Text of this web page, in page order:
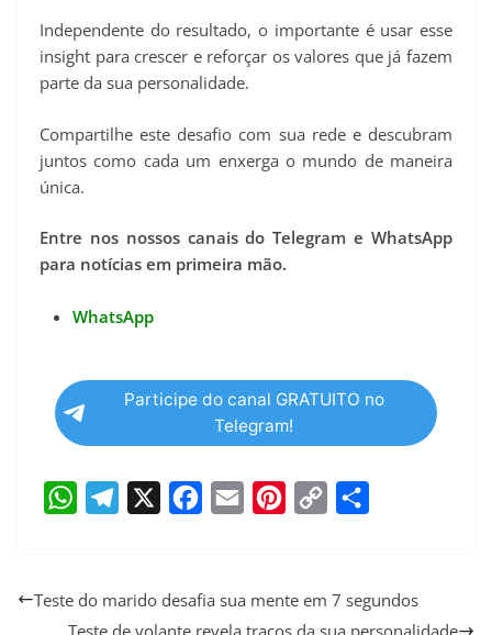
Independente do resultado, o importante é usar esse
insight para crescer e reforçar os valores que já fazem
parte da sua personalidade.
Compartilhe este desafio com sua rede e descubram
juntos como cada um enxerga o mundo de maneira
única.
Entre nos nossos canais do Telegram e WhatsApp
para notícias em primeira mão.
WhatsApp
Participe do canal GRATUITO no
Telegram!
a
l
e
c
e
a
i
n
t
p
y
a
r
Teste do marido desafia sua mente em 7 segundos